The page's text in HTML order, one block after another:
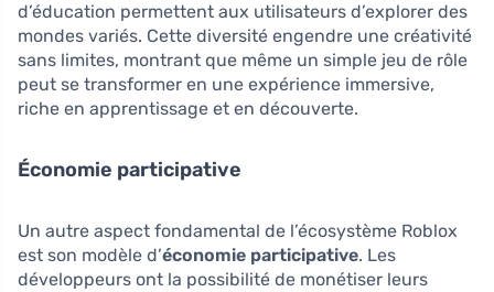
d’éducation permettent aux utilisateurs d’explorer des
mondes variés. Cette diversité engendre une créativité
sans limites, montrant que même un simple jeu de rôle
peut se transformer en une expérience immersive,
riche en apprentissage et en découverte.
Économie participative
Un autre aspect fondamental de l’écosystème Roblox
est son modèle d’économie participative. Les
développeurs ont la possibilité de monétiser leurs